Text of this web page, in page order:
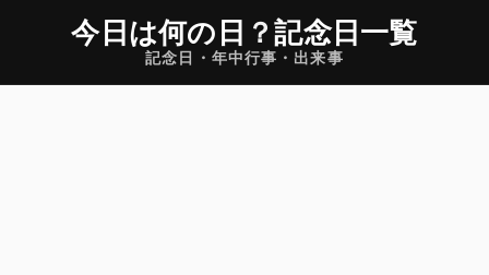
今日は何の日 ？記念日一覧
記念日・年中行事・出来事